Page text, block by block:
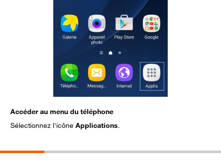
Accéder au menu du téléphone
Sélectionnez l'icône Applications.